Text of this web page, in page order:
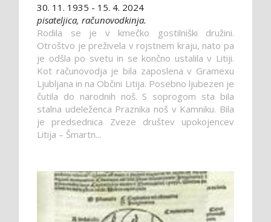
30. 11. 1935 - 15. 4. 2024
pisateljica, računovodkinja.
Rodila se je v kmečko gostilniški družini.
Otroštvo je preživela v rojstnem kraju, nato pa
je odšla po svetu in se končno ustalila v Litiji.
Kot računovodja je bila zaposlena v Gramexu
Ljubljana in na Občini Litija. Posebno ljubezen je
čutila do narodnih noš. S soprogom sta bila
stalna udeleženca Praznika noš v Kamniku. Bila
je predsednica Zveze društev upokojencev
Litija – Šmartn...